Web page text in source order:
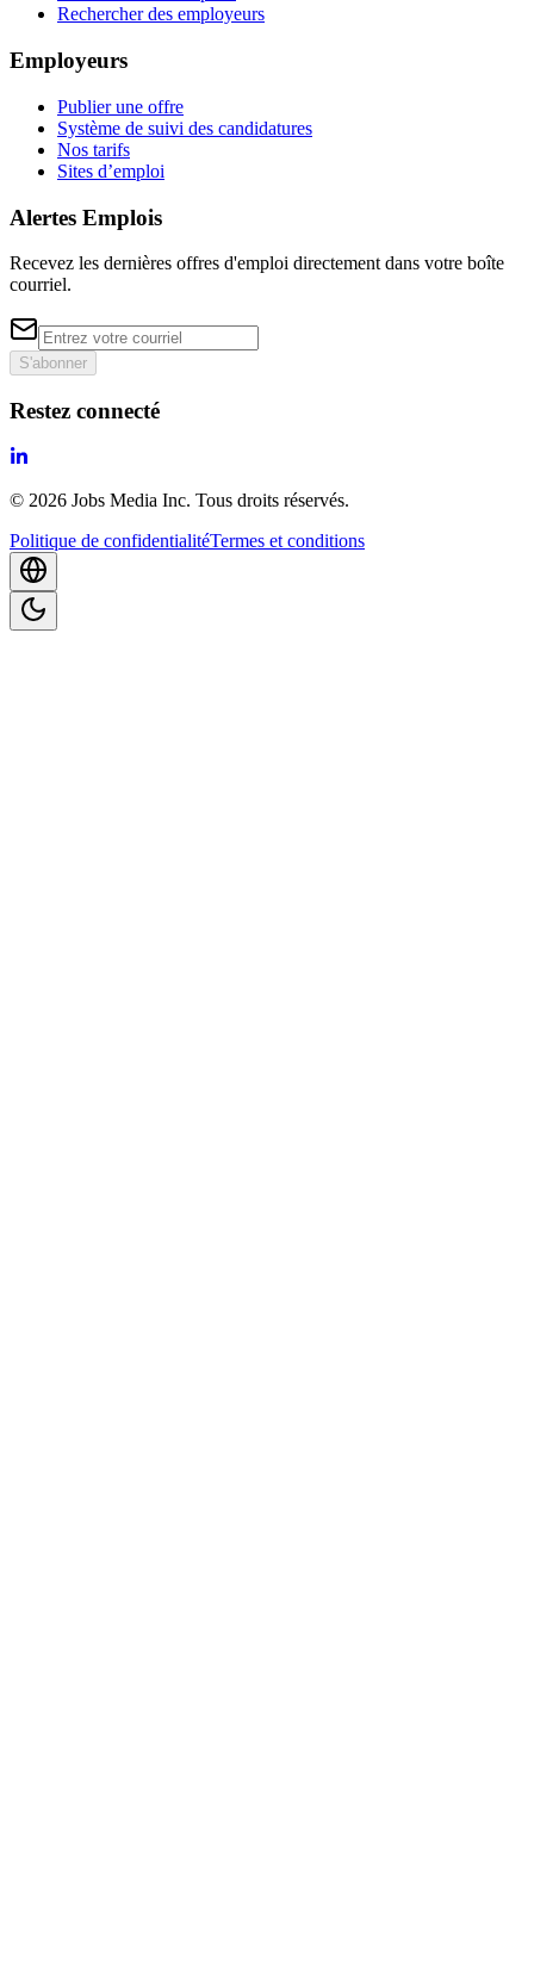
Rechercher des employeurs
Employeurs
Publier une offre
Système de suivi des candidatures
Nos tarifs
Sites d’emploi
Alertes Emplois
Recevez les dernières offres d'emploi directement dans votre boîte
courriel.
S'abonner
Restez connecté
© 2026 Jobs Media Inc. Tous droits réservés.
Politique de confidentialitéTermes et conditions